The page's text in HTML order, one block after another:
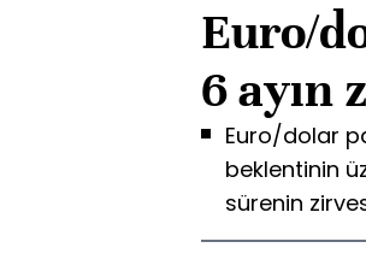
Euro/
6 ayın
Euro/dolar
beklentinin
sürenin